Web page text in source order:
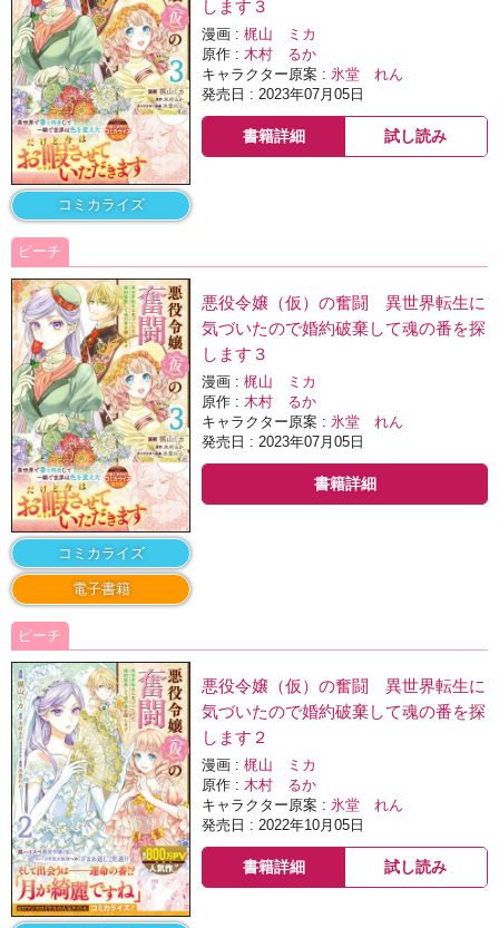
コミカライズ
します３
漫画 :梶山 ミカ
原作 : 木村 るか
キャラクター原案 : 氷堂 れん
発売日 : 2023年07月05日
書籍詳細 試し読み
ピーチ
コミカライズ
電子書籍
悪役令嬢（仮）の奮闘 異世界転生に
気づいたので婚約破棄して魂の番を探
します３
漫画 :梶山 ミカ
原作 : 木村 るか
キャラクター原案 : 氷堂 れん
発売日 : 2023年07月05日
書籍詳細
ピーチ
悪役令嬢（仮）の奮闘 異世界転生に
気づいたので婚約破棄して魂の番を探
します２
漫画 :梶山 ミカ
原作 :木村 るか
キャラクター原案 :氷堂 れん
発売日 : 2022年10月05日
書籍詳細 試し読み